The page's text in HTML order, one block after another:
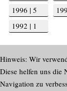
1996 | 5
1992 | 1
Hinweis: Wir
Diese helfen uns die
Navigation zu